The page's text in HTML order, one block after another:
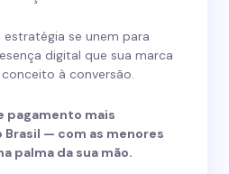
estratégia se unem para
digital que sua marca
à conversão.
pagamento mais
— com as menores
palma da sua mão.